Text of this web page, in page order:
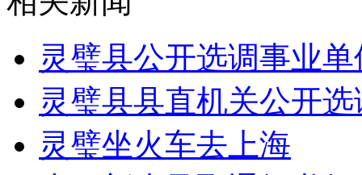
灵璧县公开选调事业
灵璧县县直机关公开
灵璧坐火车去上海